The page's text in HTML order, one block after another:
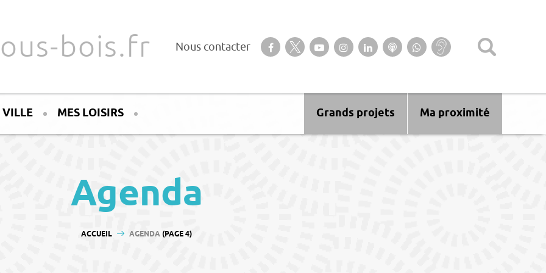
bois.fr Nous contacter Suivez-nous sur notre page Facebook
Suivez-nous sur Twitter
Suivez-nous sur YouTube
Suivez-nous sur Instagram
Retrouvez-nous sur Linkedin
Ecoutez nos Podcasts
Suivez-nous sur
WhatsApp
Baisse
d’audition ?
MES LOISIRS Ma proximité
Grands projets
Agenda
VOUS ÊTES ICI :
ACCUEIL AGENDA(PAGE 4)